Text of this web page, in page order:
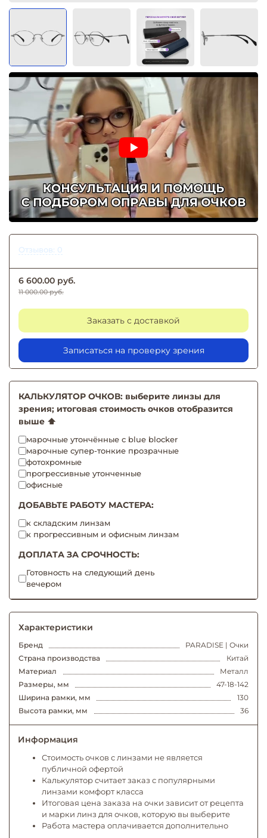
Отзывов: 0
6 600.00 руб.
11 000.00 руб.
Заказать с доставкой
Записаться на проверку зрения
КАЛЬКУЛЯТОР ОЧКОВ: выберите линзы для
зрения; итоговая стоимость очков отобразится
выше ⬆️
марочные утончённые с blue blocker
марочные супер-тонкие прозрачные
фотохромные
прогрессивные утонченные
офисные
ДОБАВЬТЕ РАБОТУ МАСТЕРА:
к складским линзам
к прогрессивным и офисным линзам
ДОПЛАТА ЗА СРОЧНОСТЬ:
Готовность на следующий день
вечером
Характеристики
Бренд
PARADISE | Очки
Страна производства
Китай
Материал
Металл
Размеры, мм
47-18-142
Ширина рамки, мм
130
Высота рамки, мм
36
Информация
Стоимость очков с линзами не является
публичной офертой
Калькулятор считает заказ с популярными
линзами комфорт класса
Итоговая цена заказа на очки зависит от рецепта
и марки линз для очков, которую вы выберите
Работа мастера оплачивается дополнительно